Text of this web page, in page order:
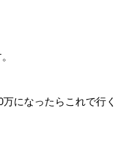
万になったらこれで行く